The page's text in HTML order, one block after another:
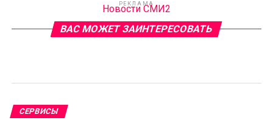
РЕКЛАМА
Новости СМИ2
ВАС МОЖЕТ ЗАИНТЕРЕСОВАТЬ
СЕРВИСЫ